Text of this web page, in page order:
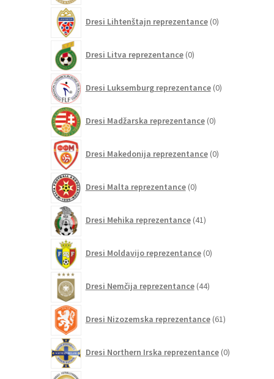
Dresi Lihtenštajn reprezentance 0izdelkov
Dresi Litva reprezentance 0izdelkov
Dresi Luksemburg reprezentance 0izdelkov
Dresi Madžarska reprezentance 0izdelkov
Dresi Makedonija reprezentance 0izdelkov
Dresi Malta reprezentance 0izdelkov
Dresi Mehika reprezentance 41izdelkov
Dresi Moldavijo reprezentance 0izdelkov
Dresi Nemčija reprezentance 44izdelkov
Dresi Nizozemska reprezentance 61izdelkov
Dresi Northern Irska reprezentance 0izdelkov